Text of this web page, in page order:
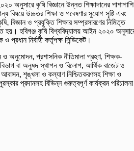
অনুসারে কৃষি বিজ্ঞানে উন্নত শিক্ষাদানের পাশাপাশি
বিষয়ে উচ্চতর শিক্ষা ও গবেষণার সুযোগ সৃষ্টি এবং
বিজ্ঞান ও প্রযুক্তি শিক্ষার সম্প্রসারণের নিমিত্ত
হয়। হবিগঞ্জ কৃষি বিশ্ববিদ্যালয় আইন ২০২০
ও প্রধান নির্বাহী কর্তৃপক্ষ সিন্ডিকেট।
ও অনুমোদন, প্রশাসনিক নীতিমালা গ্রহণ, শিক্ষক-
বিভাগ বা অনুষদ স্থাপন ও বিলোপ, আর্থিক বাজেট ও
আবাসন, শৃঙ্খলা ও কল্যাণ নিশ্চিতকরণসহ শিক্ষা ও
প্রদানসহ বিভিন্ন গুরুত্বপূর্ণ কার্যক্রম পরিচালনা